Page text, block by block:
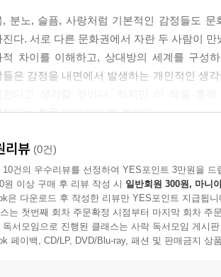
, 분노, 슬픔, 사랑처럼 기본적인 감정들도
진다. 서로 다른 문화권에서 자란 두 사람이
적 차이를 이해하고, 상대방의 세계를 구성
들은 감정을 내면에서 발생하는 개인적인 생
된다는 점을 이해하게 될 것이다.
에서는 서로 다른 문화권에서 똑같은 감정을
자만의 것이 아니라 부모님, 친구, 사회 등
가야 하는 세상 속에서, 내가 느끼는 감정
는 수많은 책 중에서 이 책만큼 문화와 감정
이라는 더 넓은 시각으로 감정을 바라볼 수
모든 사람에게 이 책을 추천한다.
리뷰 (0건)
10건의 우수리뷰를 선정하여 YES포인트 3만원을 드
원 이상 구매 후 리뷰 작성 시 일반회원 300원, 마니
은 다운로드 후 작성한 리뷰만 YES포인트 지급됩니
는 첫번째 회차 주문확정 시점부터 마지막 회차 주
독서모임으로 진행된 클래스는 사락 독서모임 게시
페이백, CD/LP, DVD/Blu-ray, 패션 및 판매금지 상